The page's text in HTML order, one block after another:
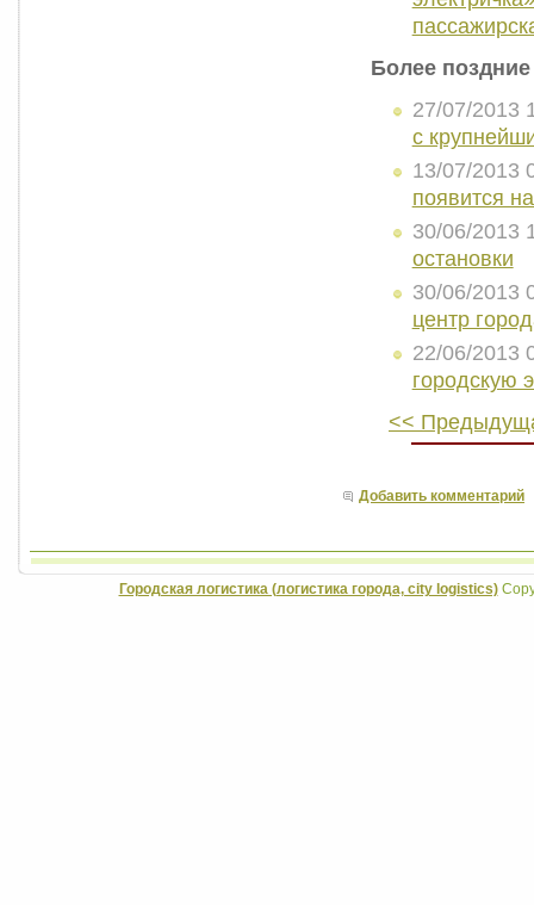
Более
27/07/2013
с
13/07/2013
появится
30/06/2013
остановки
30/06/2013
центр
22/06/2013
городскую
<<
Добавить комментарий
Городская логистика (логистика города, city logistics)